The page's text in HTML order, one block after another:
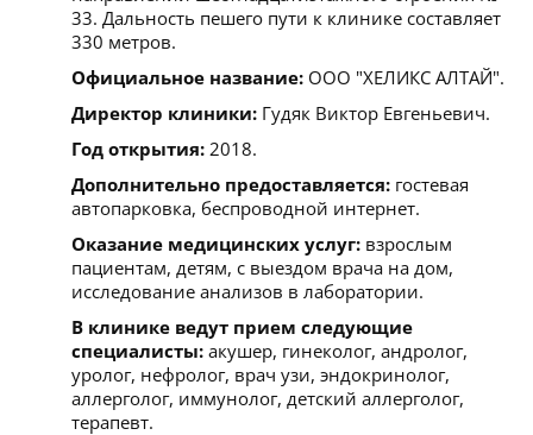
33. Дальность пешего пути к клинике составляет
330 метров.
Официальное название: ООО "ХЕЛИКС АЛТАЙ".
Директор клиники: Гудяк Виктор Евгеньевич.
Год открытия: 2018.
Дополнительно предоставляется: гостевая
автопарковка, беспроводной интернет.
Оказание медицинских услуг: взрослым
пациентам, детям, с выездом врача на дом,
исследование анализов в лаборатории.
В клинике ведут прием следующие
специалисты: акушер, гинеколог, андролог,
уролог, нефролог, врач узи, эндокринолог,
аллерголог, иммунолог, детский аллерголог,
терапевт.